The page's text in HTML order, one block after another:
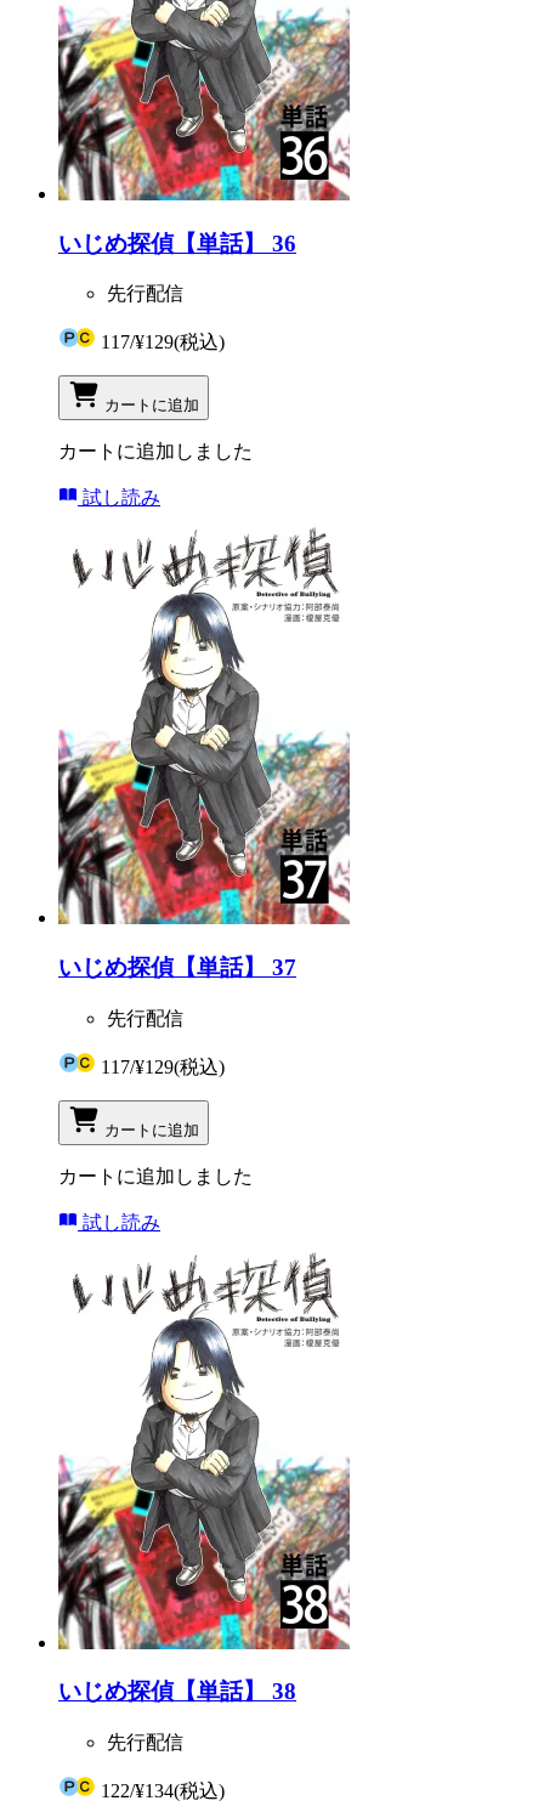
いじめ探偵【単話】 36
先行配信
117/¥129(税込)
カートに追加
カートに追加しました
試し読み
いじめ探偵【単話】 37
先行配信
117/¥129(税込)
カートに追加
カートに追加しました
試し読み
いじめ探偵【単話】 38
先行配信
122/¥134(税込)